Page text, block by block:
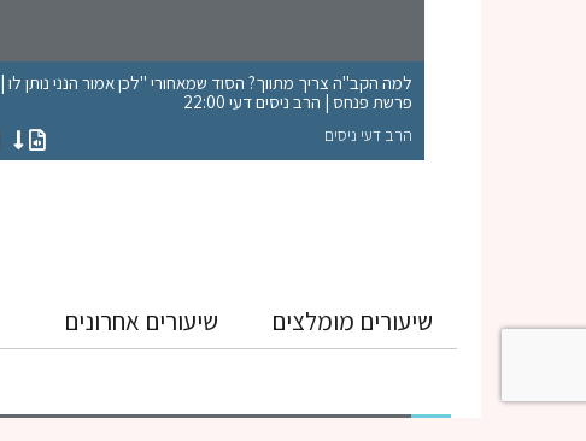
למה הקב"ה צריך מתווך? הסוד שמאחורי "לכן אמור הנני נותן לו |
פרשת פנחס | הרב ניסים דעי 22:00
הרב דעי ניסים
שיעורים מומלצים שיעורים אחרונים
גמרא